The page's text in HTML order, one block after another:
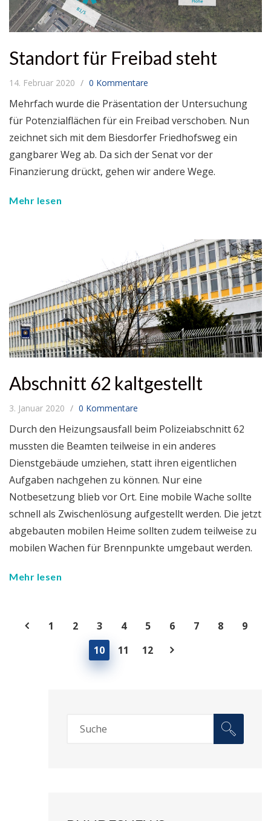
Standort für Freibad steht
14. Februar 2020 0 Kommentare
Mehrfach wurde die Präsentation der Untersuchung
für Potenzialflächen für ein Freibad verschoben. Nun
zeichnet sich mit dem Biesdorfer Friedhofsweg ein
gangbarer Weg ab. Da sich der Senat vor der
Finanzierung drückt, gehen wir andere Wege.
Mehr lesen
Abschnitt 62 kaltgestellt
3. Januar 2020 0 Kommentare
Durch den Heizungsausfall beim Polizeiabschnitt 62
mussten die Beamten teilweise in ein anderes
Dienstgebäude umziehen, statt ihren eigentlichen
Aufgaben nachgehen zu können. Nur eine
Notbesetzung blieb vor Ort. Eine mobile Wache sollte
schnell als Zwischenlösung aufgestellt werden. Die jetzt
abgebauten mobilen Heime sollten zudem teilweise zu
mobilen Wachen für Brennpunkte umgebaut werden.
Mehr lesen
1 2 3 4 5 6 7 8
9
10
11 12